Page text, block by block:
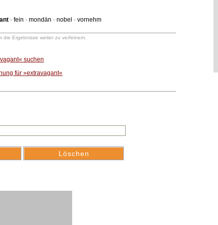
· fein · mondän · nobel · vornehm
die Ergebnisse weiter zu verfeinern.
suchen
für »extravagant«